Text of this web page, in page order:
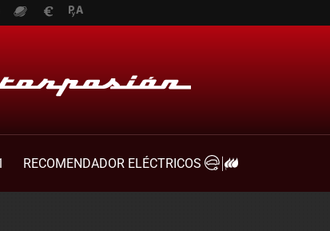
RECOMENDADOR ELÉCTRICOS